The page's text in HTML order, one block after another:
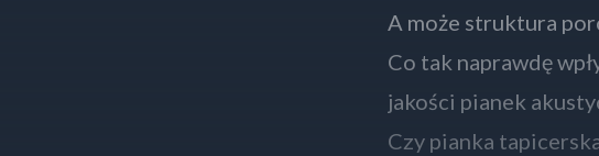
A może struktura
Co tak naprawdę
jakości pianek
Czy pianka